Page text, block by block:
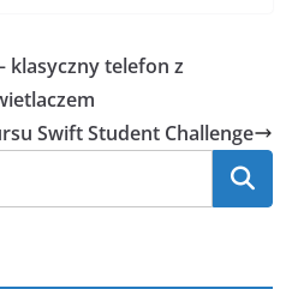
e
n
g
l e
klasyczny telefon z
Swift Student Challenge